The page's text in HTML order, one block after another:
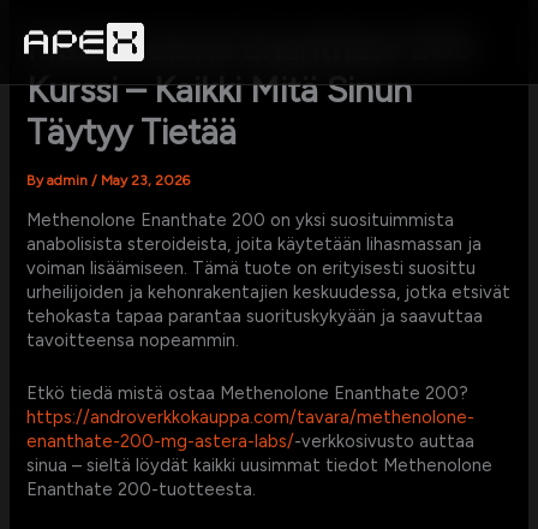
contentMethenolone Enanthate 200
Kurssi – Kaikki Mitä Sinun
Täytyy Tietää
Byadmin/ May 23, 2026
Methenolone Enanthate 200 on yksi suosituimmista
anabolisista steroideista, joita käytetään lihasmassan ja
voiman lisäämiseen. Tämä tuote on erityisesti suosittu
urheilijoiden ja kehonrakentajien keskuudessa, jotka etsivät
tehokasta tapaa parantaa suorituskykyään ja saavuttaa
tavoitteensa nopeammin.
Etkö tiedä mistä ostaa Methenolone Enanthate 200?
https://androverkkokauppa.com/tavara/methenolone-
enanthate-200-mg-astera-labs/-verkkosivusto auttaa
sinua – sieltä löydät kaikki uusimmat tiedot Methenolone
Enanthate 200-tuotteesta.